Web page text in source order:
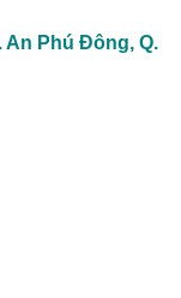
An Phú Đông, Q.